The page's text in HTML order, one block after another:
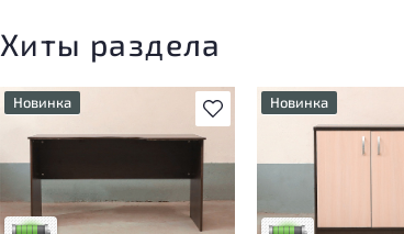
Хиты раздела
В избранное
Новинка
У товара присутствуют
незначительные следы
эксплуатации, не влияющие
на удобство его
использования
Новинка
У товара
незначительные
эксплуатации, не
на удобство его